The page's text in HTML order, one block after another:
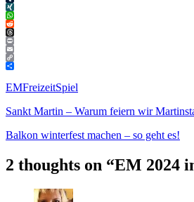
Tumblr
XING
WhatsApp
Reddit
Threads
Print
Email
Copy
Link
Teilen
EMFreizeitSpiel
Sankt Martin – Warum feiern wir
Balkon winterfest machen – so geht es!
2 thoughts on “EM 2024